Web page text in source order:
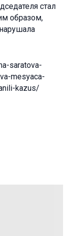
стал
образом,
saratova-
mesyaca-
kazus/